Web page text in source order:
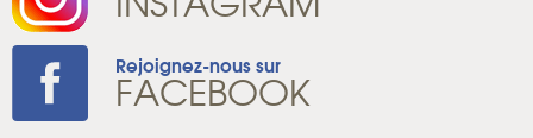
Rejoignez-nous sur
FACEBOOK